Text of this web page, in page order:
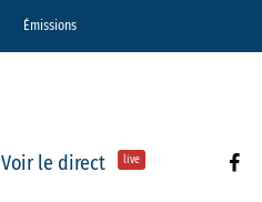
Émissions
Voir le direct live